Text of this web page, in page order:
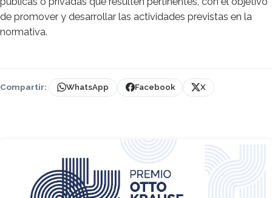
de promover y desarrollar las actividades previstas en la
normativa.
Compartir: WhatsApp Facebook X